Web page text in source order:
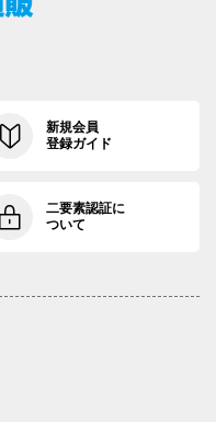
新規会員
登録ガイド
二要素認証に
ついて